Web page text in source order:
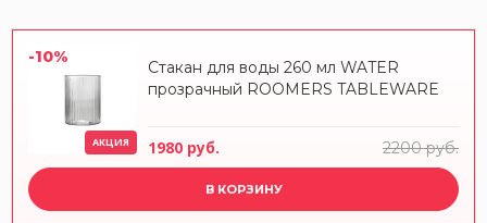
-10%
АКЦИЯ
Стакан для воды 260 мл WATER
прозрачный ROOMERS TABLEWARE
1980 руб. 2200 руб.
В КОРЗИНУ